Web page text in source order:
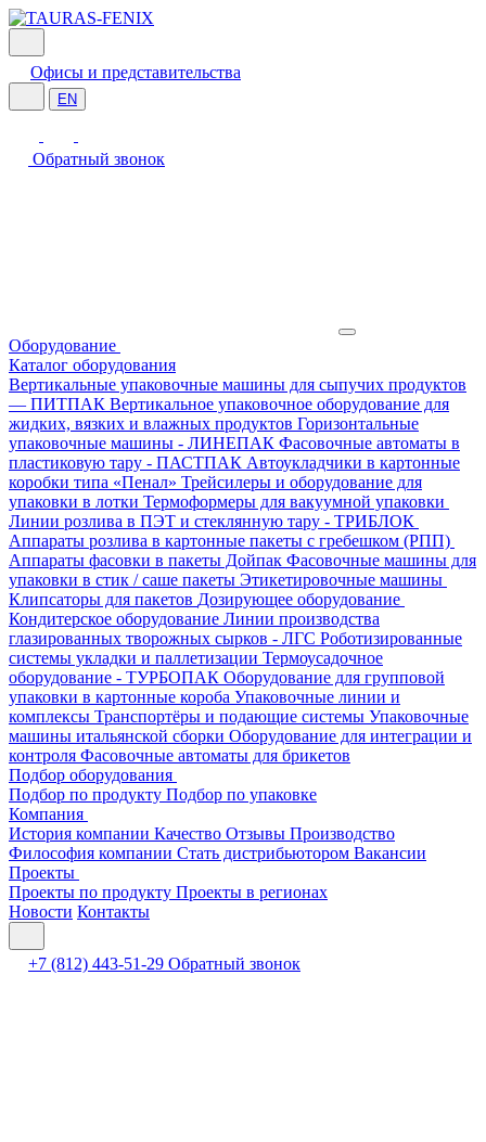
Офисы и представительства
EN
Обратный звонок
Оборудование
Каталог оборудования
Вертикальные упаковочные машины для сыпучих продуктов
— ПИТПАК Вертикальное упаковочное оборудование для
жидких, вязких и влажных продуктов Горизонтальные
упаковочные машины - ЛИНЕПАК Фасовочные автоматы в
пластиковую тару - ПАСТПАК Автоукладчики в картонные
коробки типа «Пенал» Трейсилеры и оборудование для
упаковки в лотки Термоформеры для вакуумной упаковки
Линии розлива в ПЭТ и стеклянную тару - ТРИБЛОК
Аппараты розлива в картонные пакеты с гребешком (РПП)
Аппараты фасовки в пакеты Дойпак Фасовочные машины для
упаковки в стик / саше пакеты Этикетировочные машины
Клипсаторы для пакетов Дозирующее оборудование
Кондитерское оборудование Линии производства
глазированных творожных сырков - ЛГС Роботизированные
системы укладки и паллетизации Термоусадочное
оборудование - ТУРБОПАК Оборудование для групповой
упаковки в картонные короба Упаковочные линии и
комплексы Транспортёры и подающие системы Упаковочные
машины итальянской сборки Оборудование для интеграции и
контроля Фасовочные автоматы для брикетов
Подбор оборудования
Подбор по продукту Подбор по упаковке
Компания
История компании Качество Отзывы Производство
Философия компании Стать дистрибьютором Вакансии
Проекты
Проекты по продукту Проекты в регионах
Новости Контакты
+7 (812) 443-51-29 Обратный звонок